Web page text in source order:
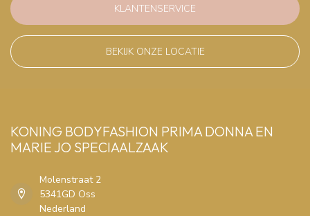
KLANTENSERVICE
BEKIJK ONZE LOCATIE
KONING BODYFASHION PRIMA DONNA EN
MARIE JO SPECIAALZAAK
Molenstraat 2
5341GD Oss
Nederland